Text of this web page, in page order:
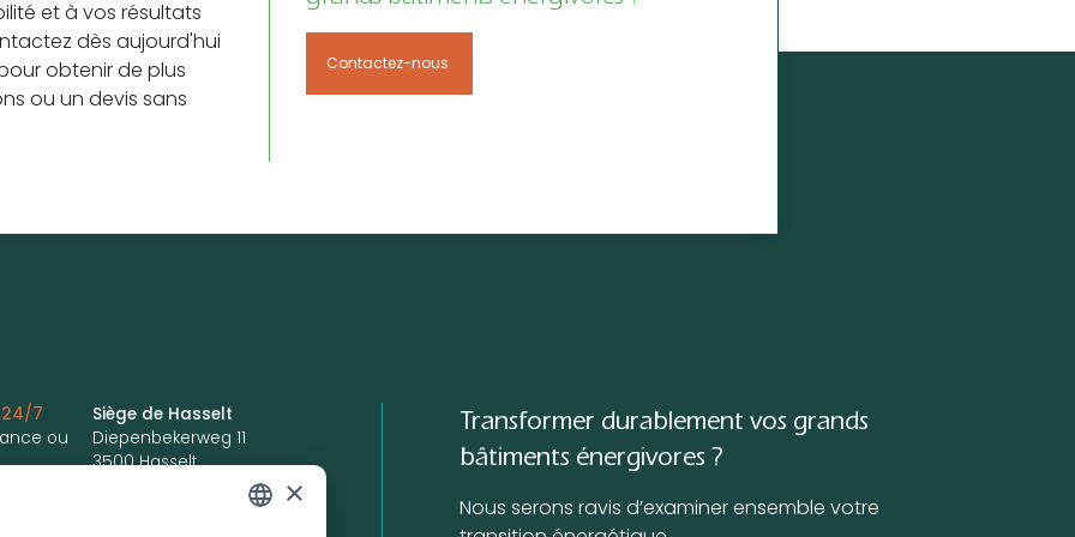
et à vos résultats
dès aujourd'hui
obtenir de plus
ou un devis sans
Contactez-nous
24/7
ou
Siège de Hasselt
Diepenbekerweg 11
3500 Hasselt
Transformer durablement vos grands
bâtiments énergivores ?
Nous serons ravis d’examiner ensemble votre
×